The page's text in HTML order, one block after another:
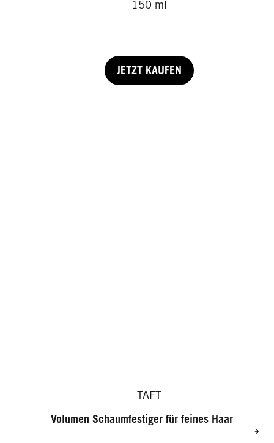
150 ml
JETZT KAUFEN
TAFT
Volumen Schaumfestiger für feines Haar